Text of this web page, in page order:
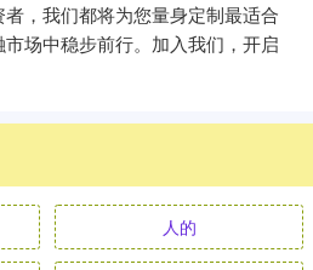
，我们都将为您量身定制最适合
场中稳步前行。加入我们，开启
人的